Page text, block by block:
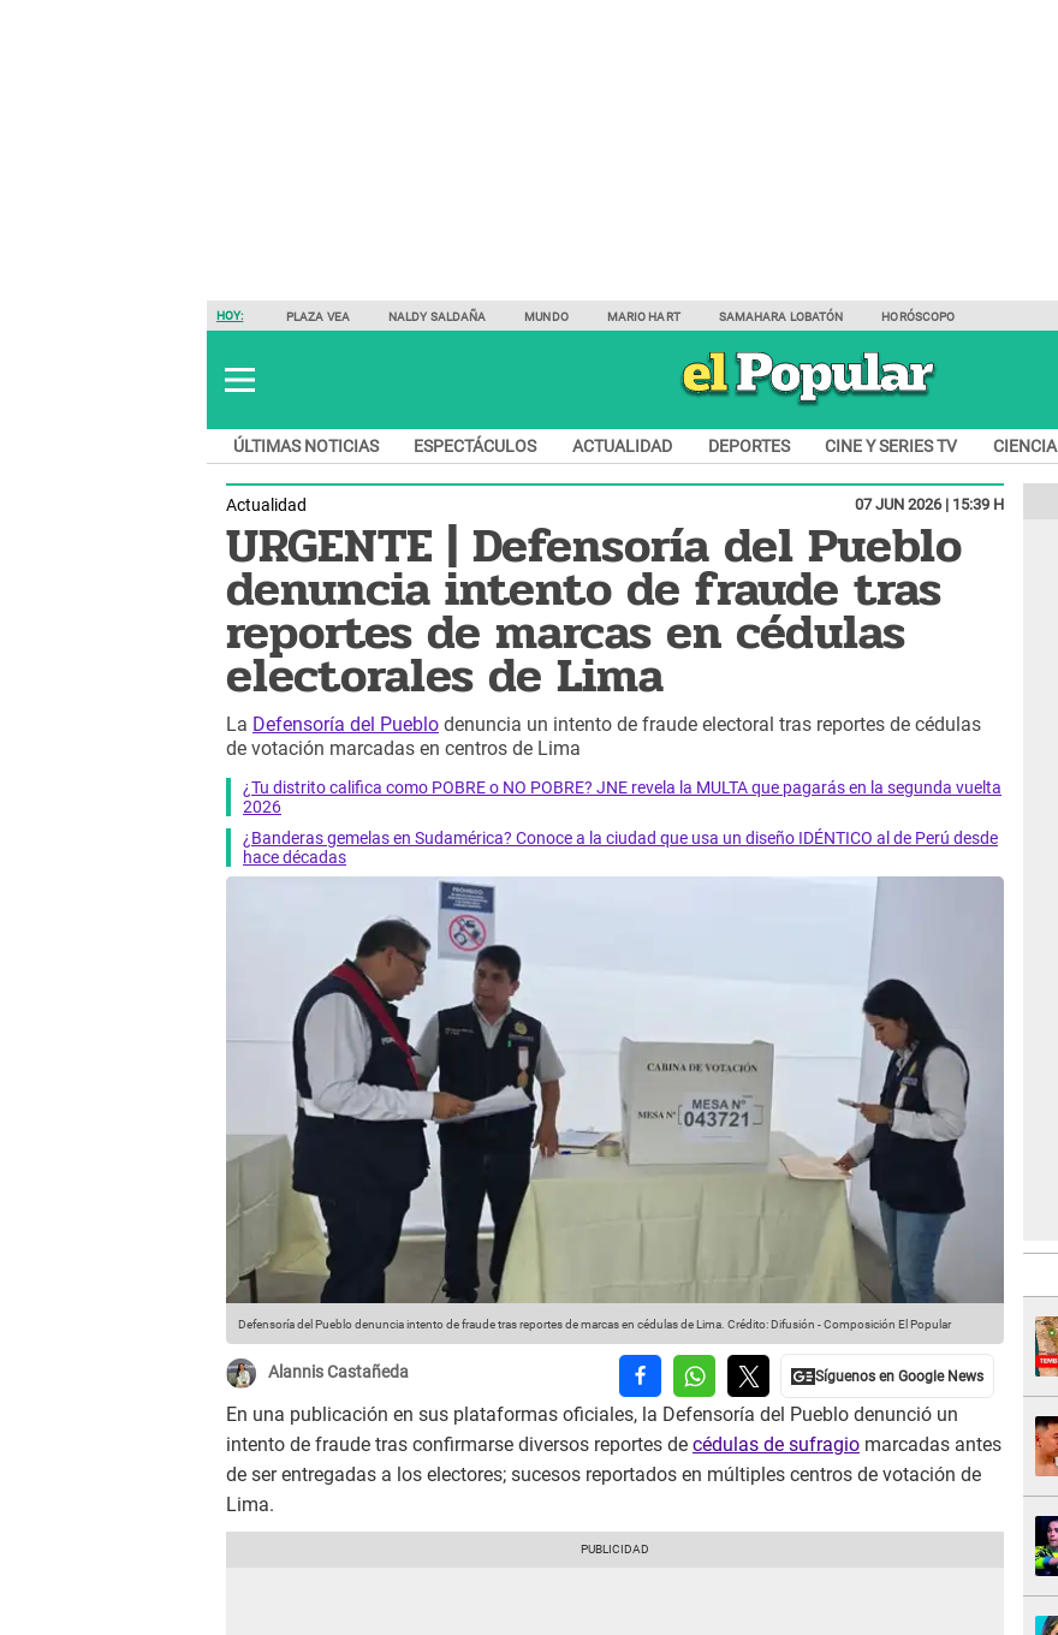
HOY: PLAZA VEA NALDY SALDAÑA MUNDO MARIO HART SAMAHARA LOBATÓN HORÓSCOPO
ÚLTIMAS NOTICIAS ESPECTÁCULOS ACTUALIDAD DEPORTES CINE Y SERIES TV CIENCIA
Actualidad 07 JUN 2026 | 15:39 H
URGENTE | Defensoría del Pueblo
denuncia intento de fraude tras
reportes de marcas en cédulas
electorales de Lima
La Defensoría del Pueblo denuncia un intento de fraude electoral tras reportes de cédulas
de votación marcadas en centros de Lima
¿Tu distrito califica como POBRE o NO POBRE? JNE revela la MULTA que pagarás en la segunda vuelta
2026
¿Banderas gemelas en Sudamérica? Conoce a la ciudad que usa un diseño IDÉNTICO al de Perú desde
hace décadas
Defensoría del Pueblo denuncia intento de fraude tras reportes de marcas en cédulas de Lima. Crédito: Difusión - Composición El Popular
Alannis Castañeda
En una publicación en sus plataformas oficiales, la Defensoría del Pueblo denunció un
intento de fraude tras confirmarse diversos reportes de cédulas de sufragio marcadas antes
de ser entregadas a los electores; sucesos reportados en múltiples centros de votación de
Lima.